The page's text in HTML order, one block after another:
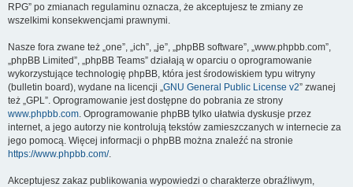
RPG” po zmianach regulaminu oznacza, że akceptujesz te zmiany ze
wszelkimi konsekwencjami prawnymi.
Nasze fora zwane też „one”, „ich”, „je”, „phpBB software”, „www.phpbb.com”,
„phpBB Limited”, „phpBB Teams” działają w oparciu o oprogramowanie
wykorzystujące technologię phpBB, która jest środowiskiem typu witryny
(bulletin board), wydane na licencji „GNU General Public License v2” zwanej
też „GPL”. Oprogramowanie jest dostępne do pobrania ze strony
www.phpbb.com. Oprogramowanie phpBB tylko ułatwia dyskusje przez
internet, a jego autorzy nie kontrolują tekstów zamieszczanych w internecie za
jego pomocą. Więcej informacji o phpBB można znaleźć na stronie
https://www.phpbb.com/.
Akceptujesz zakaz publikowania wypowiedzi o charakterze obraźliwym,